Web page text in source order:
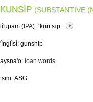
KUNSÌP (SUBSTANTIVE
lì'upam ( IPA): ˈkun.sɪp
'ìnglìsì: gunship
aysna'o: loan words
tsim: ASG